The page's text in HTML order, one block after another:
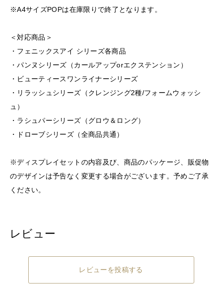
※A4サイズPOPは在庫限りで終了となります。
＜対応商品＞
・フェニックスアイ シリーズ各商品
・パンヌシリーズ（カールアップorエクステンション）
・ビューティースワンライナーシリーズ
・リラッシュシリーズ（クレンジング2種/フォームウォッシ
ュ）
・ラシュパーシリーズ（グロウ＆ロング）
・ドローブシリーズ（全商品共通）
※ディスプレイセットの内容及び、商品のパッケージ、販促物
のデザインは予告なく変更する場合がございます。予めご了承
ください。
レビュー
レビューを投稿する